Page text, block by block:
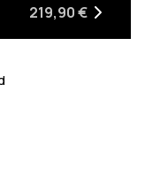
219,90 €